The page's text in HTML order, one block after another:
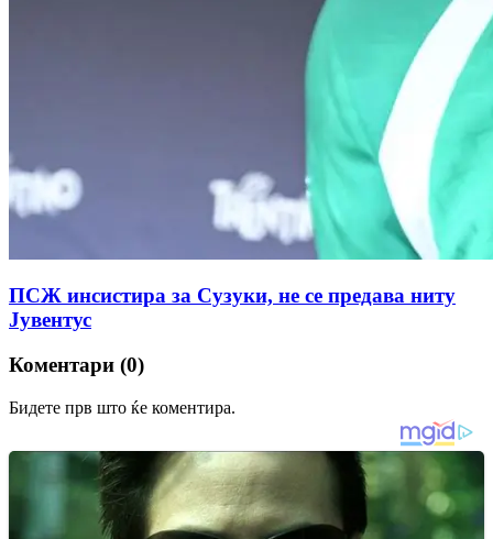
ПСЖ инсистира за Сузуки, не се предава ниту
Јувентус
Коментари (0)
Бидете прв што ќе коментира.